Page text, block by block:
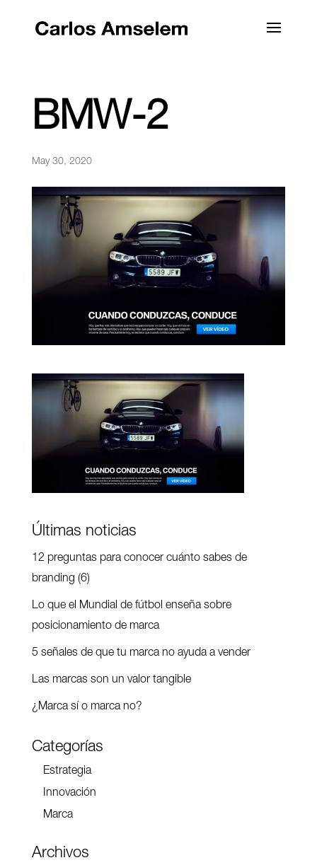
BMW-2
May 30, 2020
Últimas noticias
12 preguntas para conocer cuánto sabes de
branding (6)
Lo que el Mundial de fútbol enseña sobre
posicionamiento de marca
5 señales de que tu marca no ayuda a vender
Las marcas son un valor tangible
¿Marca sí o marca no?
Categorías
Estrategia
Innovación
Marca
Archivos